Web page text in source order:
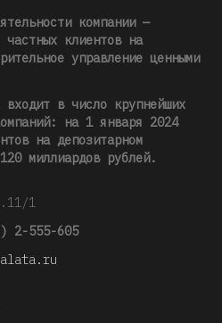
компании —
частных клиентов на
управление ценными
входит в число крупнейших
на 1 января 2024
на депозитарном
миллиардов рублей.
1
2-555-605